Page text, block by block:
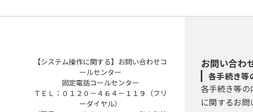
（５）利用者は，利用者ＩＤ又はパスワード
利用者ＩＤと同じ利用者ＩＤを取得すること
（６）２年間ログインがなされなかった利用
のとします。
【システム操作に関する】お問い合わせコ
ールセンター
固定電話コールセンター
ＴＥＬ：０１２０－４６４－１１９（フリ
ーダイヤル）
お問い合わ
各手続き等
各手続き等の
に関するお